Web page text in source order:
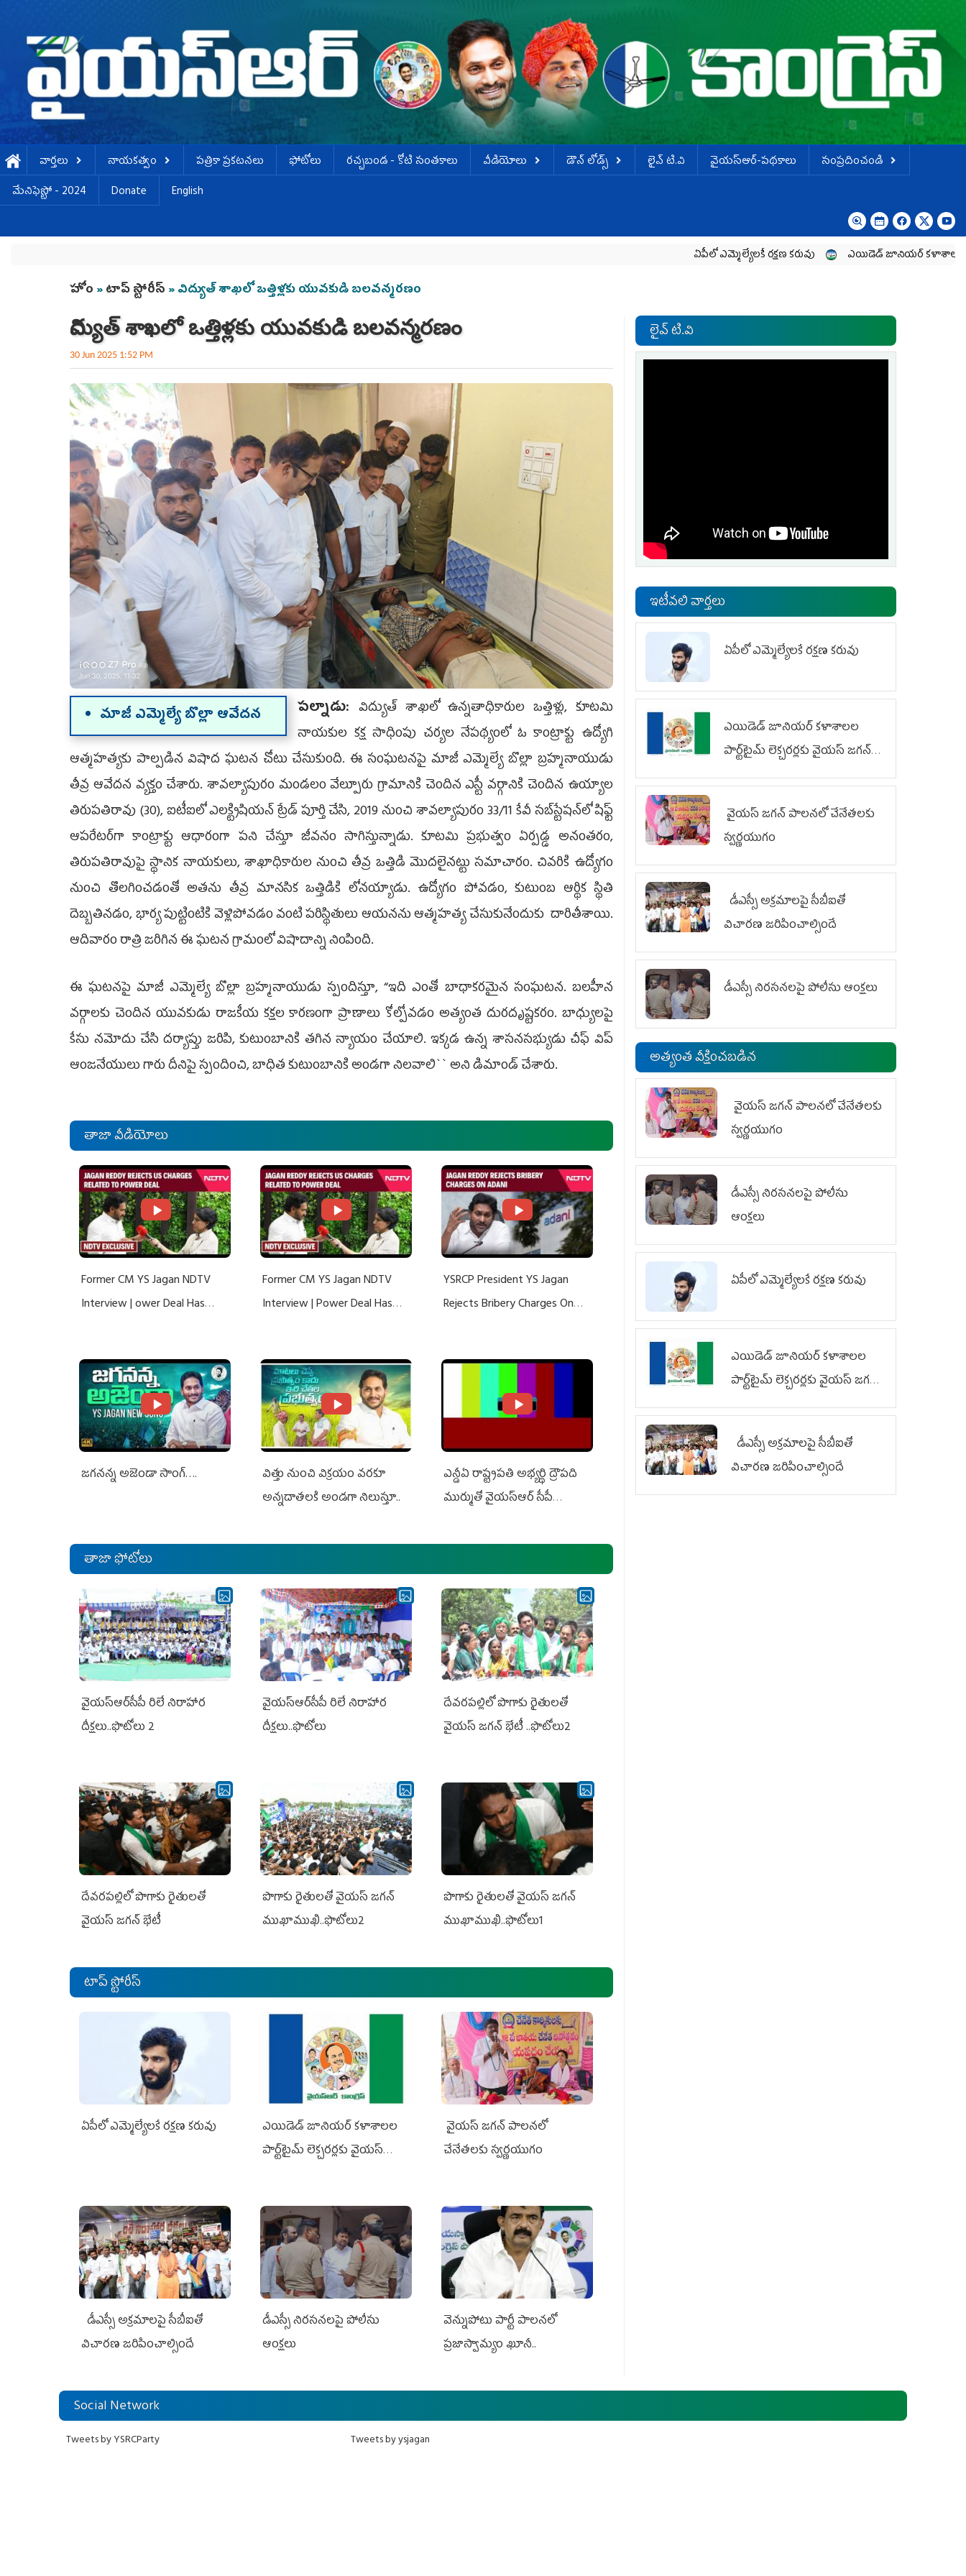
వార్తలు నాయకత్వం పత్రికా ప్రకటనలు ఫోటోలు ర‌చ్చ‌బండ‌ - కోటి సంత‌కాలు వీడియోలు డౌన్ లోడ్స్ లైవ్ టి.వి వైయస్ఆర్-పథకాలు
సంప్రదించండి
మేనిఫెస్టో - 2024
Donate English
ఏపీలో ఎమ్మెల్యేల‌కే ర‌క్ష‌ణ క‌రువు ఎయిడెడ్‌ జూనియర్‌ కళాశాలల పార్ట్‌టైమ్‌
You are here
హోం »టాప్ స్టోరీస్ » విద్యుత్ శాఖలో ఒత్తిళ్లకు యువకుడి బలవన్మరణం
విద్యుత్ శాఖలో ఒత్తిళ్లకు యువకుడి బలవన్మరణం
30 Jun 2025 1:52 PM
మాజీ ఎమ్మెల్యే బొల్లా ఆవేదన ప‌ల్నాడు:విద్యుత్ శాఖలో ఉన్నతాధికారుల ఒత్తిళ్లు, కూటమి
నాయకుల కక్ష సాధింపు చర్యల నేపథ్యంలో ఓ కాంట్రాక్టు ఉద్యోగి
ఆత్మహత్యకు పాల్పడిన విషాద ఘటన చోటు చేసుకుంది. ఈ సంఘటనపై మాజీ ఎమ్మెల్యే బొల్లా బ్రహ్మనాయుడు
తీవ్ర ఆవేదన వ్యక్తం చేశారు. శావల్యాపురం మండలం వేల్పూరు గ్రామానికి చెందిన ఎస్టీ వర్గానికి చెందిన ఉయ్యాల
తిరుపతిరావు (30), ఐటీఐలో ఎలక్ట్రిషియన్ ట్రేడ్ పూర్తి చేసి, 2019 నుంచి శావల్యాపురం 33/11 కేవీ సబ్‌స్టేషన్‌లో షిఫ్ట్
ఆపరేటర్‌గా కాంట్రాక్టు ఆధారంగా పని చేస్తూ జీవనం సాగిస్తున్నాడు. కూటమి ప్రభుత్వం ఏర్పడ్డ అనంతరం,
తిరుపతిరావుపై స్థానిక నాయకులు, శాఖాధికారుల నుంచి తీవ్ర ఒత్తిడి మొదలైనట్టు సమాచారం. చివరికి ఉద్యోగం
నుంచి తొలగించడంతో అతను తీవ్ర మానసిక ఒత్తిడికి లోనయ్యాడు. ఉద్యోగం పోవడం, కుటుంబ ఆర్థిక స్థితి
దెబ్బతినడం, భార్య పుట్టింటికి వెళ్లిపోవడం వంటి పరిస్థితులు ఆయనను ఆత్మహత్య చేసుకునేందుకు దారితీశాయి.
ఆదివారం రాత్రి జరిగిన ఈ ఘటన గ్రామంలో విషాదాన్ని నింపింది.
ఈ ఘటనపై మాజీ ఎమ్మెల్యే బొల్లా బ్రహ్మనాయుడు స్పందిస్తూ, “ఇది ఎంతో బాధాకరమైన సంఘటన. బలహీన
వర్గాలకు చెందిన యువకుడు రాజకీయ కక్షల కారణంగా ప్రాణాలు కోల్పోవడం అత్యంత దురదృష్టకరం. బాధ్యులపై
కేసు నమోదు చేసి దర్యాప్తు జరిపి, కుటుంబానికి తగిన న్యాయం చేయాలి. ఇక్కడ ఉన్న శాసనసభ్యుడు చీఫ్ విప్
ఆంజనేయులు గారు దీనిపై స్పందించి, బాధిత కుటుంబానికి అండగా నిలవాలి`` అని డిమాండ్ చేశారు.
తాజా వీడియోలు
Former CM YS Jagan NDTV
Interview | ower Deal Has
Former CM YS Jagan NDTV
Interview | Power Deal Has
YSRCP President YS Jagan
Rejects Bribery Charges On
జగనన్న అజెండా సాంగ్….
విత్తు నుంచి విక్రయం వరకూ
అన్నదాతలకి అండగా నిలుస్తూ..
ఎన్డీఏ రాష్ట్ర‌ప‌తి అభ్య‌ర్థి ద్రౌప‌ది
ముర్ముతో వైయ‌స్ఆర్ సీపీ
ఎమ్మెల్యేలు, ఎంపీల స‌మావేశం
తాజా ఫోటోలు
వైయ‌స్ఆర్‌సీపీ రిలే నిరాహార
దీక్షలు..ఫొటోలు 2
వైయ‌స్ఆర్‌సీపీ రిలే నిరాహార
దీక్షలు..ఫొటోలు
దేవరపల్లిలో పొగాకు రైతులతో
వైయస్ జగన్ భేటీ ..ఫొటోలు2
దేవరపల్లిలో పొగాకు రైతులతో
వైయస్ జగన్ భేటీ
పొగాకు రైతుల‌తో వైయ‌స్ జ‌గ‌న్
ముఖాముఖి..ఫొటోలు2
పొగాకు రైతుల‌తో వైయ‌స్ జ‌గ‌న్
ముఖాముఖి..ఫొటోలు1
టాప్ స్టోరీస్
ఏపీలో ఎమ్మెల్యేల‌కే ర‌క్ష‌ణ క‌రువు
ఎయిడెడ్‌ జూనియర్‌ కళాశాలల
పార్ట్‌టైమ్‌ లెక్చరర్లకు వైయ‌స్
వైయ‌స్ జగన్ పాలనలో
చేనేతలకు స్వర్ణయుగం
డీఎస్సీ అక్రమాలపై సీబీఐతో
విచారణ జరిపించాల్సిందే
డీఎస్సీ నిరసనలపై పోలీసు
ఆంక్షలు
వెన్నుపోటు పార్టీ పాలనలో
ప్రజాస్వామ్యం ఖూనీ..
లైవ్ టి.వి
ఇటీవలి వార్తలు
ఏపీలో ఎమ్మెల్యేల‌కే ర‌క్ష‌ణ క‌రువు
ఎయిడెడ్‌ జూనియర్‌ కళాశాలల
పార్ట్‌టైమ్‌ లెక్చరర్లకు వైయ‌స్ జగన్
భరోసా
వైయ‌స్ జగన్ పాలనలో చేనేతలకు
స్వర్ణయుగం
డీఎస్సీ అక్రమాలపై సీబీఐతో
విచారణ జరిపించాల్సిందే
డీఎస్సీ నిరసనలపై పోలీసు ఆంక్షలు
అత్యంత వీక్షించబడిన
వైయ‌స్ జగన్ పాలనలో చేనేతలకు
స్వర్ణయుగం
డీఎస్సీ నిరసనలపై పోలీసు
ఆంక్షలు
ఏపీలో ఎమ్మెల్యేల‌కే ర‌క్ష‌ణ క‌రువు
ఎయిడెడ్‌ జూనియర్‌ కళాశాలల
పార్ట్‌టైమ్‌ లెక్చరర్లకు వైయ‌స్ జగన్
భరోసా
డీఎస్సీ అక్రమాలపై సీబీఐతో
విచారణ జరిపించాల్సిందే
Social Network
Tweets by YSRCParty Tweets by ysjagan